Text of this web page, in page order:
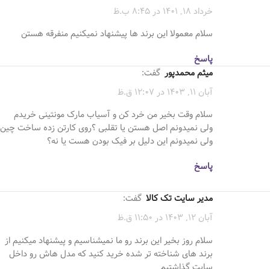
خرداد 18, 1401 در 8:45 ب.ظ
سلام معمولا اين برند ها پيشنهاد نميكنيم منفرقه هستن
پاسخ
میثم محمدپور گفت:
آبان 11, 1403 در 12:07 ق.ظ
سلام وقت بخیر من خرد کن و آسیاب مارک مونتینی خریدم
ولی نمیدونم اصل هستن یا تقلبی ؟روی کارتن زده ساخت چین
ولی نمیدونم این دلیل بر فیک بودن هست یا نه؟
پاسخ
مدیر سایت تک کالا گفت:
آبان 12, 1403 در 11:50 ق.ظ
سلام روز بخیر این برند رو ما نمیشناسیم و پیشنهاد میکنیم از
برند های شناخته تر شده خرید کنید که مدل هاش رو داخل